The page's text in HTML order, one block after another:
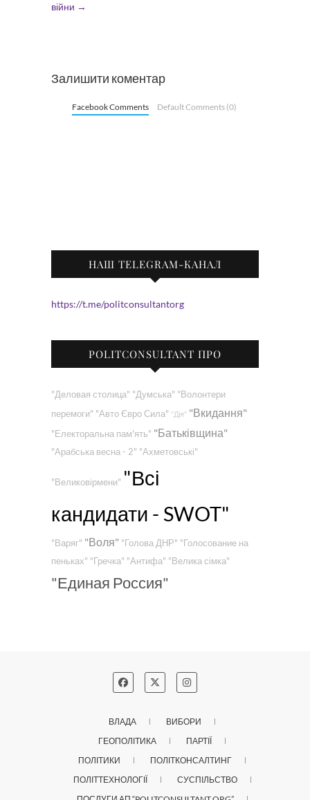
війни →
Залишити коментар
Facebook Comments Default Comments (0)
НАШ TELEGRAM-КАНАЛ
https://t.me/politconsultantorg
POLITCONSULTANT ПРО
"Деловая столица" "Думська" "Волонтери
перемоги" "Авто Євро Сила" "Дія" "Вкидання"
"Електоральна пам'ять" "Батьківщина"
"Арабська весна - 2" "Ахметовські"
"Великовірмени" "Всі
кандидати - SWOT"
"Варяг" "Воля" "Голова ДНР" "Голосование на
пеньках" "Гречка" "Антифа" "Велика сімка"
"Единая Россия"
ВЛАДА
ВИБОРИ
ГЕОПОЛІТИКА
ПАРТІЇ
ПОЛІТИКИ
ПОЛІТКОНСАЛТИНГ
ПОЛІТТЕХНОЛОГІЇ
СУСПІЛЬСТВО